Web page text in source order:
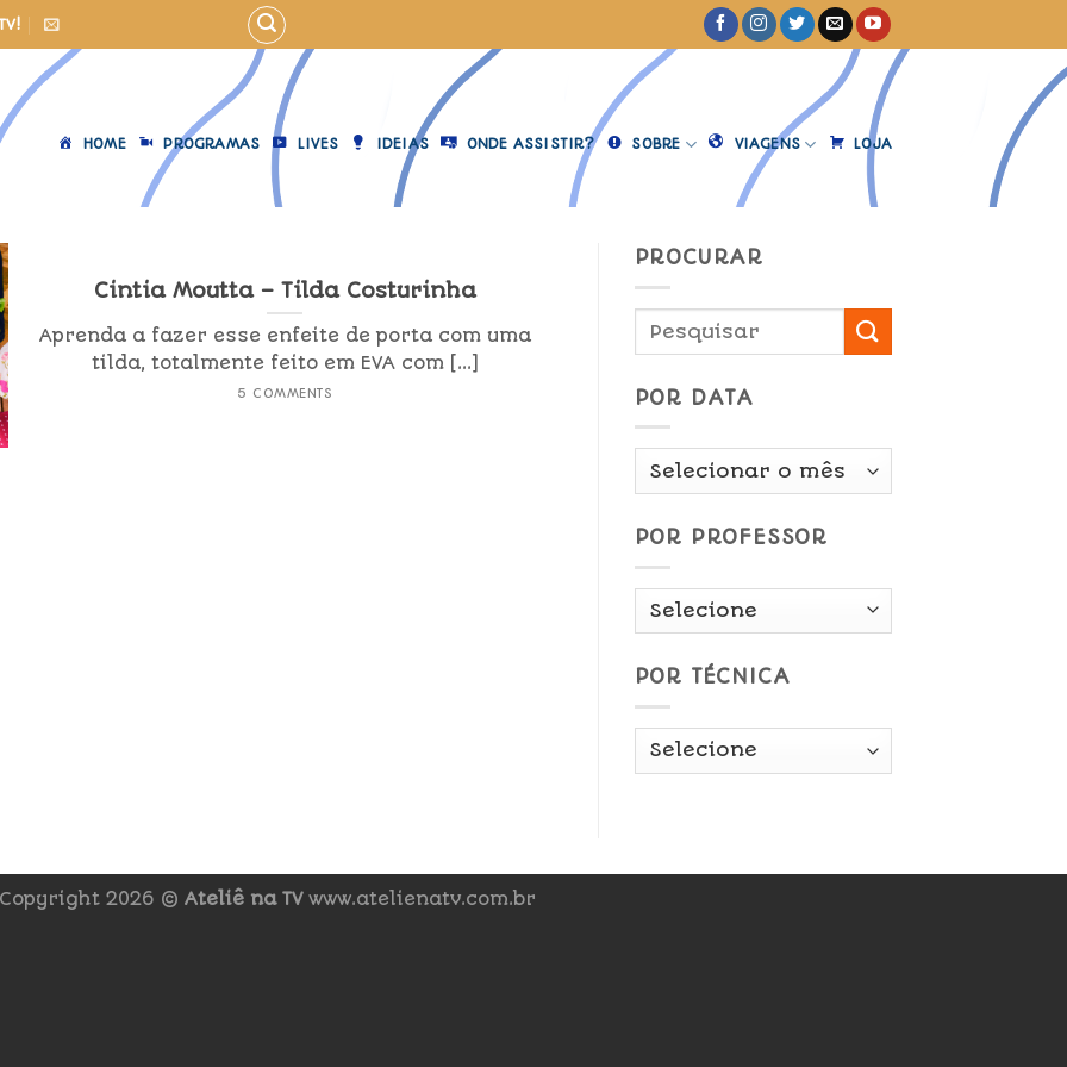
HOME PROGRAMAS LIVES IDEIAS ONDE ASSISTIR? SOBRE VIAGENS LOJA
Cintia Moutta – Tilda Costurinha
Aprenda a fazer esse enfeite de porta com uma
tilda, totalmente feito em EVA com [...]
5 COMMENTS
PROCURAR
POR DATA
Por
POR PROFESSOR
POR TÉCNICA
Copyright 2026 © Ateliê na TVwww.atelienatv.com.br